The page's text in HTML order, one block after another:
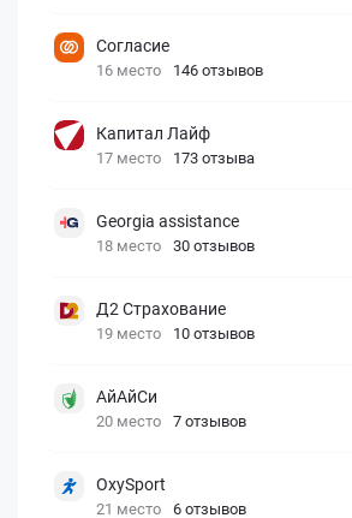
Согласие
16 место 146 отзывов
Капитал Лайф
17 место 173 отзыва
Georgia assistance
18 место 30 отзывов
Д2 Страхование
19 место 10 отзывов
АйАйСи
20 место 7 отзывов
OxySport
21 место 6 отзывов